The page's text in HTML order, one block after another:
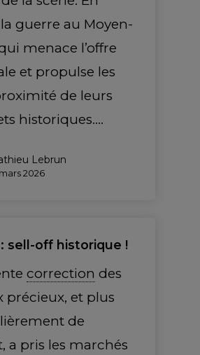
guerre au Moyen-
menace l’offre
et propulse les
de leurs
historiques.…
Lebrun
2026
sell-off historique !
correction des
précieux, et plus
de
a pris les marchés